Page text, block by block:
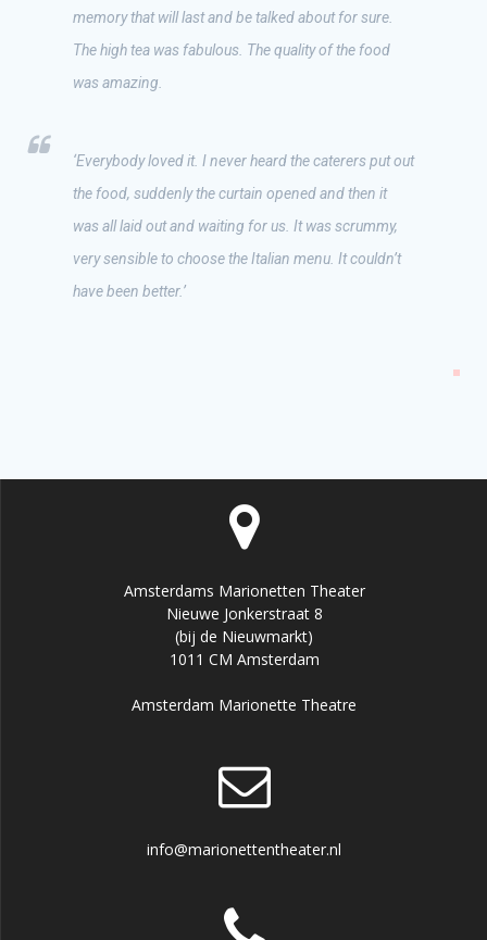
memory that will last and be talked about for sure.
The high tea was fabulous. The quality of the food
was amazing.
‘Everybody loved it. I never heard the caterers put out
the food, suddenly the curtain opened and then it
was all laid out and waiting for us. It was scrummy,
very sensible to choose the Italian menu. It couldn’t
have been better.’
Amsterdams Marionetten Theater
Nieuwe Jonkerstraat 8
(bij de Nieuwmarkt)
1011 CM Amsterdam
Amsterdam Marionette Theatre
info@marionettentheater.nl